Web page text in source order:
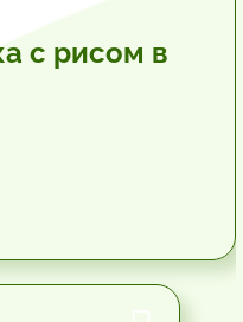
с рисом в